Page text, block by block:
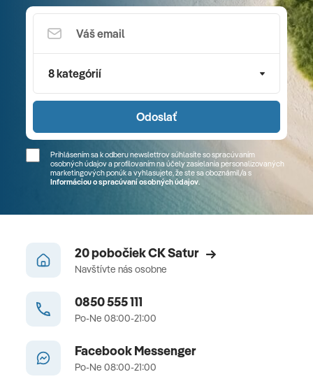
8 kategórií
Odoslať
Prihlásením sa k odberu newslettrov súhlasíte so spracúvaním
osobných údajov a profilovaním na účely zasielania personalizovaných
marketingových ponúk a vyhlasujete, že ste sa oboznámil/a s
Informáciou o spracúvaní osobných údajov.
20 pobočiek CK Satur
Navštívte nás osobne
0850 555 111
Po-Ne 08:00-21:00
Facebook Messenger
Po-Ne 08:00-21:00